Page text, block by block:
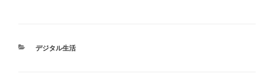
カ
デジタル生活